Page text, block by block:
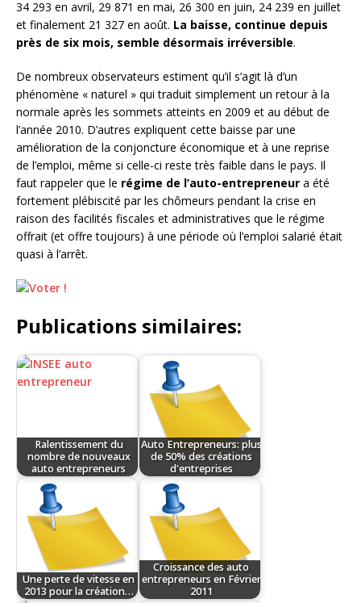
34 293 en avril, 29 871 en mai, 26 300 en juin, 24 239 en juillet
et finalement 21 327 en août. La baisse, continue depuis
près de six mois, semble désormais irréversible.
De nombreux observateurs estiment qu’il s’agit là d’un
phénomène « naturel » qui traduit simplement un retour à la
normale après les sommets atteints en 2009 et au début de
l’année 2010. D’autres expliquent cette baisse par une
amélioration de la conjoncture économique et à une reprise
de l’emploi, même si celle-ci reste très faible dans le pays. Il
faut rappeler que le régime de l’auto-entrepreneur a été
fortement plébiscité par les chômeurs pendant la crise en
raison des facilités fiscales et administratives que le régime
offrait (et offre toujours) à une période où l’emploi salarié était
quasi à l’arrêt.
Publications similaires:
Ralentissement du
nombre de nouveaux
auto entrepreneurs
Auto Entrepreneurs: plus
de 50% des créations
d'entreprises
Une perte de vitesse en
2013 pour la création…
Croissance des auto
entrepreneurs en Février
2011